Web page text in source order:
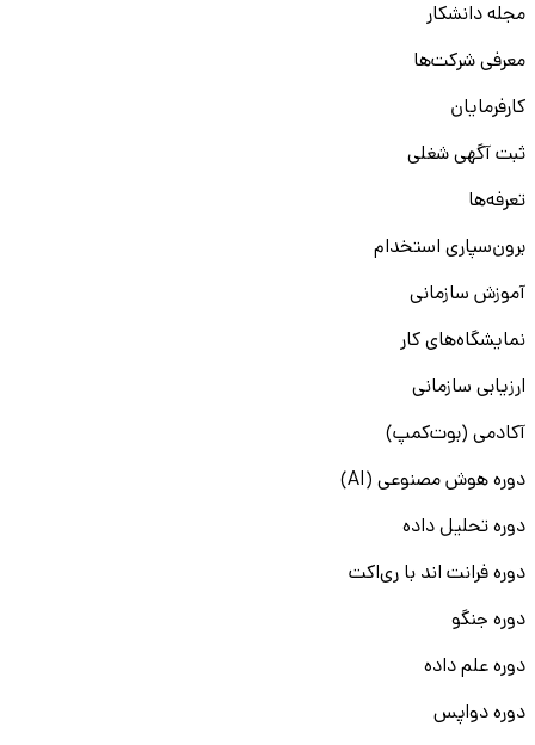
مجله دانشکار
معرفی شرکت‌ها
کارفرمایان
ثبت آگهی شغلی
تعرفه‌ها
برون‌سپاری استخدام
آموزش سازمانی
نمایشگاه‌های کار
ارزیابی سازمانی
آکادمی (بوت‌کمپ)
دوره هوش مصنوعی (AI)
دوره تحلیل داده
دوره فرانت اند با ری‌اکت
دوره جنگو
دوره علم داده
دوره دواپس